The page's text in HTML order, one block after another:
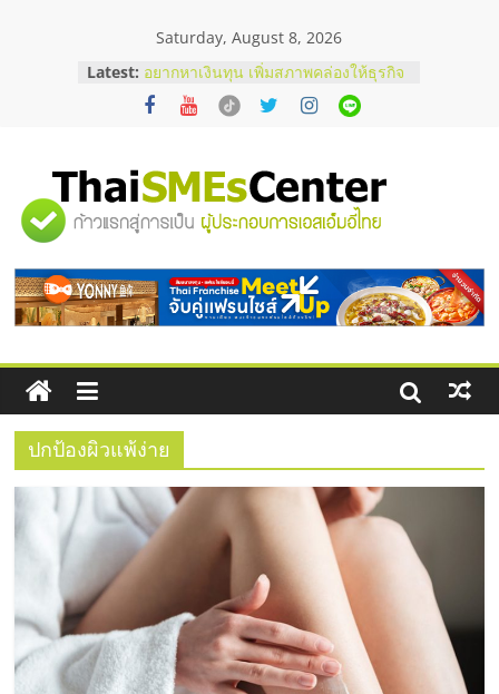
Saturday, August 8, 2026
Latest: อยากหาเงินทุน เพิ่มสภาพคล่องให้ธุรกิจ
เริ่มยังไงให้ผ่านฉลุย
สัมมนาออนไลน์ โอกาสบริหารสถานี
ThaiFranchise Meet Up จับคู่แฟรน
ไชส์ ครั้งที่ 8
ร้านเครื่องเสียงคุณภาพสูง พร้อม
บริษัท Cybersecurity ในไทยที่ไหนดี?
วิธีเลือกผู้ให้บริการให้คุ้มค่าและตอบ
โจทย์ธุรกิจ
"ศูนย์
รวม
ข้อมูล
ธุรกิจ
SME
แห่ง
ประเทศไทย,
ThaiSMEsCenter,
ปกป้องผิวแพ้ง่าย